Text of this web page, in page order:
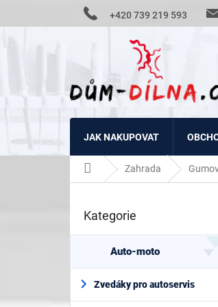
+420 739 219 593
JAK NAKUPOVAT
Domů Zahrada
t
a
Přeskočit
Kategorie
Auto-moto
Zvedáky pro autoservis